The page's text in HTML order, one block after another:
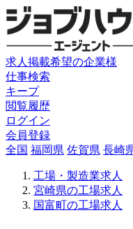
求人掲載希望の企業様
仕事検索
キープ
閲覧履歴
ログイン
会員登録
全国 福岡県 佐賀県 長崎
工場・製造業求人
宮崎県の工場求人
国富町の工場求人